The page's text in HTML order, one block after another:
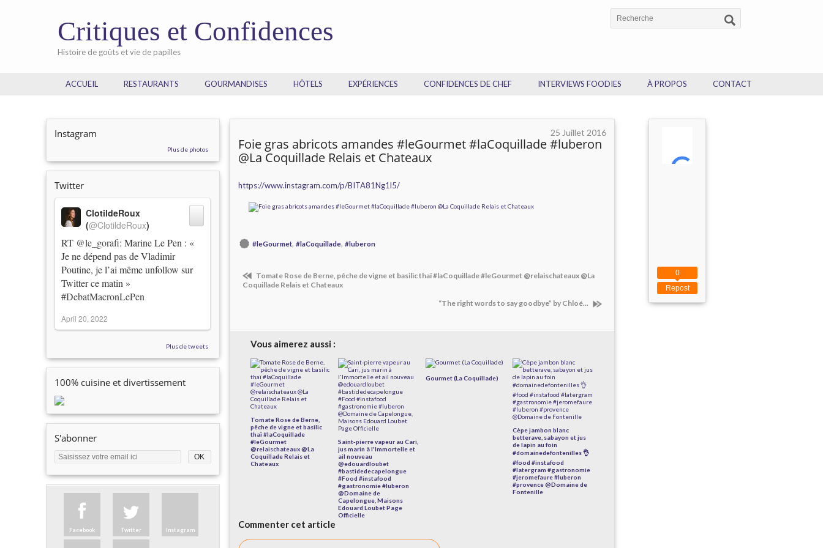
Critiques et Confidences
Histoire de goûts et vie de papilles
ACCUEIL RESTAURANTS GOURMANDISES HÔTELS EXPÉRIENCES CONFIDENCES DE CHEF INTERVIEWS FOODIES À PROPOS CONTACT
Instagram
Plus de photos
Twitter
RT @le_gorafi: Marine Le Pen : «
Je ne dépend pas de Vladimir
Poutine, je l’ai même unfollow sur
Twitter ce matin »
#DebatMacronLePen
ClotildeRoux
(@ClotildeRoux)
April 20, 2022
Plus de tweets
100% cuisine et divertissement
S'abonner
Facebook Twitter Instagram
25 Juillet 2016
Foie gras abricots amandes #leGourmet #laCoquillade #luberon
@La Coquillade Relais et Chateaux
https://www.instagram.com/p/BITA81Ng1l5/
#leGourmet,#laCoquillade,#luberon
Tomate Rose de Berne, pêche de vigne et basilic thaï #laCoquillade #leGourmet @relaischateaux @La
Coquillade Relais et Chateaux
“The right words to say goodbye” by Chloé...
Vous aimerez aussi :
Tomate Rose de Berne,
pêche de vigne et basilic
thaï #laCoquillade
#leGourmet
@relaischateaux @La
Coquillade Relais et
Chateaux
Saint-pierre vapeur au Cari,
jus marin à l'Immortelle et
ail nouveau
@edouardloubet
#bastidedecapelongue
#Food #instafood
#gastronomie #luberon
@Domaine de
Capelongue, Maisons
Edouard Loubet Page
Officielle
Gourmet (La Coquillade)
Cèpe jambon blanc
betterave, sabayon et jus
de lapin au foin
#domainedefontenilles 👌
#food #instafood
#latergram #gastronomie
#jeromefaure #luberon
#provence @Domaine de
Fontenille
Commenter cet article
Repost
0